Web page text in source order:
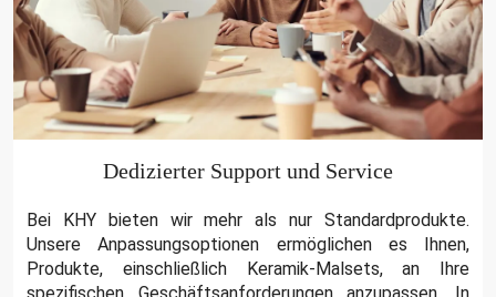
Dedizierter Support und Service
Bei KHY bieten wir mehr als nur Standardprodukte.
Unsere Anpassungsoptionen ermöglichen es Ihnen,
Produkte, einschließlich Keramik-Malsets, an Ihre